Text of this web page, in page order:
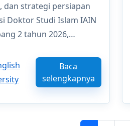
dan strategi persiapan
Doktor Studi Islam IAIN
2 tahun 2026,
Baca
selengkapnya